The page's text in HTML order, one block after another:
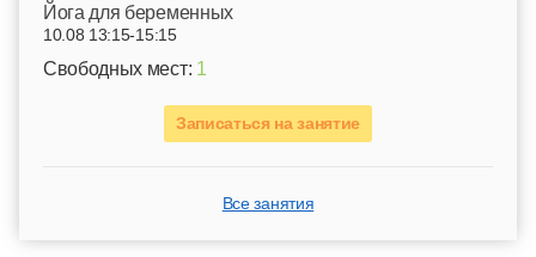
Йога для беременных
10.08 13:15-15:15
Свободных мест: 1
Записаться на занятие
Все занятия